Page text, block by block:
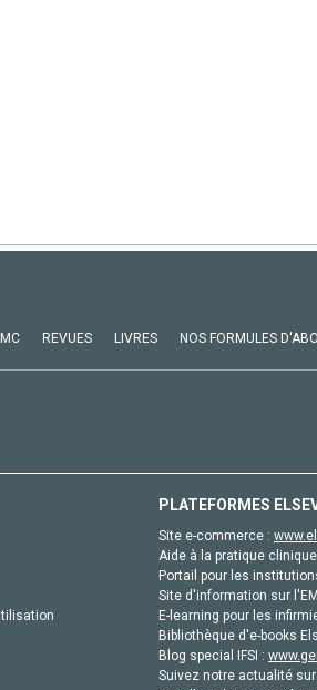
REVUES LIVRES NOS FORMULES
PLATEFORMES
Site e-commerce :
Aide à la pratique
Portail pour les
Site d'information sur
E-learning pour les
Bibliothèque d'e-books
Blog special IFSI :
Suivez notre actualité